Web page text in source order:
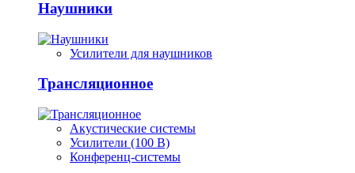
Наушники
Усилители для наушников
Трансляционное
Акустические системы
Усилители (100 В)
Конференц-системы